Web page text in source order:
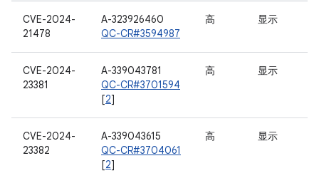
CVE-2024-
21478
A-323926460
QC-CR#3594987
高 显示
CVE-2024-
23381
A-339043781
QC-CR#3701594
[2]
高 显示
CVE-2024-
23382
A-339043615
QC-CR#3704061
[2]
高 显示